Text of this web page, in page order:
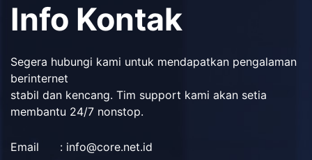
Info Kontak
Segera hubungi kami untuk mendapatkan pengalaman
berinternet
stabil dan kencang. Tim support kami akan setia
membantu 24/7 nonstop.
Email : info@core.net.id